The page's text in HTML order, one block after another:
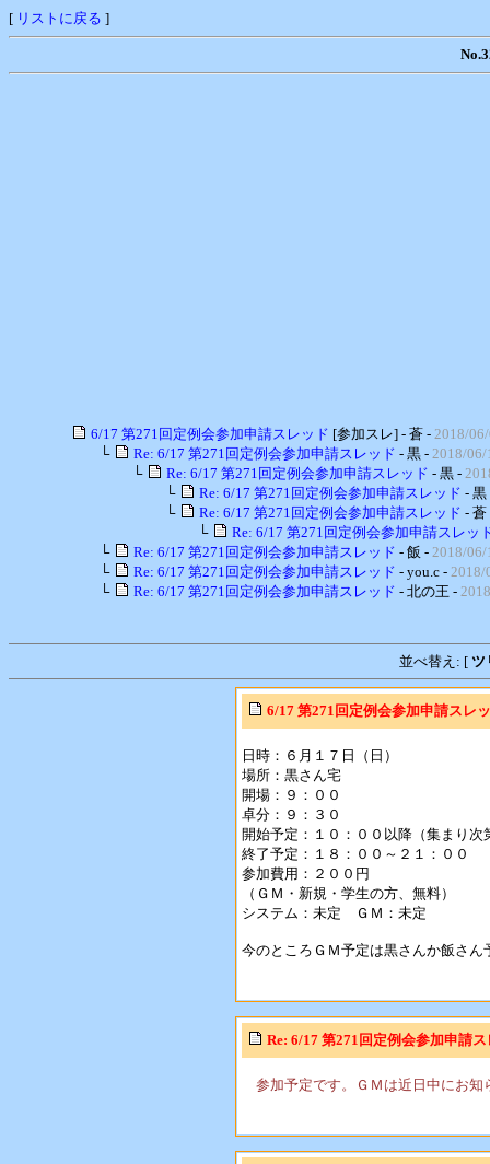
[ リストに戻る ]
6/17 第271回定例会参加申請スレッド [参加スレ] - 蒼 - 2018/
└
Re: 6/17 第271回定例会参加申請スレッド - 黒 - 2018/
└
Re: 6/17 第271回定例会参加申請スレッド - 黒 -
└
Re: 6/17 第271回定例会参加申請スレッド -
└
Re: 6/17 第271回定例会参加申請スレッド -
└
Re: 6/17 第271回定例会参加申請スレッ
└
Re: 6/17 第271回定例会参加申請スレッド - 飯 - 2018/
└
Re: 6/17 第271回定例会参加申請スレッド - you.c - 2018/
└
Re: 6/17 第271回定例会参加申請スレッド - 北の王 -
並べ替え: [ ツ
6/17 第271回定例会参加申請スレ
日時：６月１７日（日）
場所：黒さん宅
開場：９：００
卓分：９：３０
開始予定：１０：００以降（集まり次
終了予定：１８：００～２１：００
参加費用：２００円
（ＧＭ・新規・学生の方、無料）
システム：未定 ＧＭ：未定
今のところＧＭ予定は黒さんか飯さん
Re: 6/17 第271回定例会参加申請
参加予定です。ＧＭは近日中にお知